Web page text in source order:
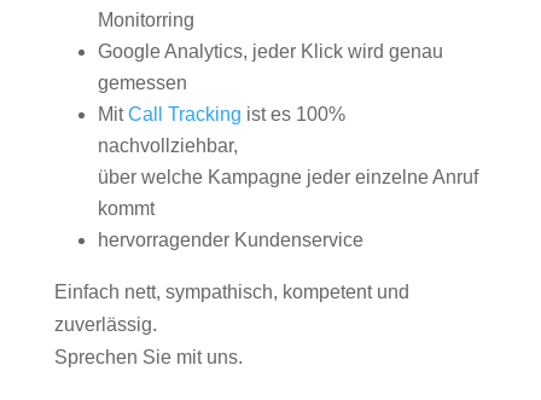
Monitorring
Google Analytics, jeder Klick wird genau
gemessen
MitCall Tracking ist es 100%
nachvollziehbar,
über welche Kampagne jeder einzelne Anruf
kommt
hervorragender Kundenservice
Einfach nett, sympathisch, kompetent und
zuverlässig.
Sprechen Sie mit uns.